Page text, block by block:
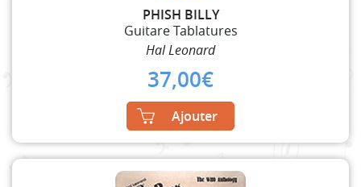
PHISH BILLY
Guitare Tablatures
Hal Leonard
37,00€
Ajouter